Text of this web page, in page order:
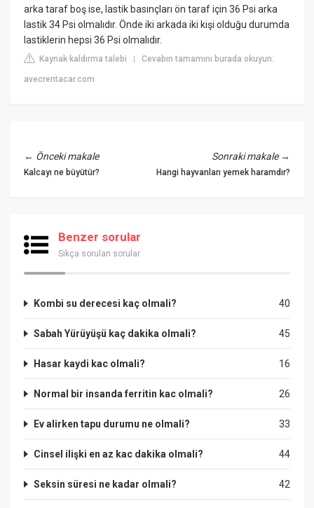
arka taraf boş ise, lastik basınçları ön taraf için 36 Psi arka
lastik 34 Psi olmalıdır. Önde iki arkada iki kişi olduğu durumda
lastiklerin hepsi 36 Psi olmalıdır.
Kaynak kaldırma talebi |Cevabın tamamını burada okuyun:
avecrentacar.com
← Önceki makale
Kalcayı ne büyütür?
Sonraki makale→
Hangi hayvanları yemek haramdır?
Benzer sorular
Sıkça sorulan sorular
40
Kombi su derecesi kaç olmali?
45
Sabah Yürüyüşü kaç dakika olmali?
16
Hasar kaydi kac olmali?
26
Normal bir insanda ferritin kac olmali?
33
Ev alirken tapu durumu ne olmali?
44
Cinsel ilişki en az kac dakika olmali?
42
Seksin süresi ne kadar olmali?